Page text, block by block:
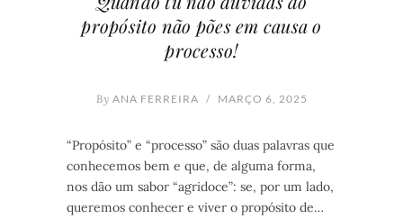
propósito não pões em causa o
processo!
By ANA FERREIRA / MARÇO 6, 2025
“Propósito” e “processo” são duas palavras que
conhecemos bem e que, de alguma forma,
nos dão um sabor “agridoce”: se, por um lado,
queremos conhecer e viver o propósito de…